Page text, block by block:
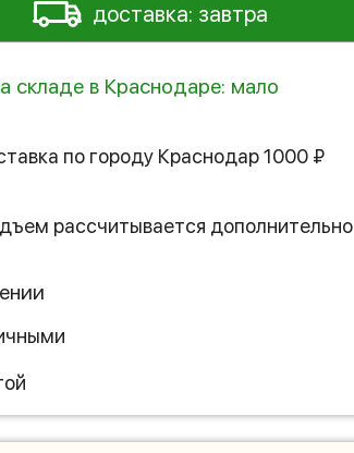
доставка: завтра
складе в Краснодаре: мало
по городу Краснодар 1000 ₽
рассчитывается дополнительно